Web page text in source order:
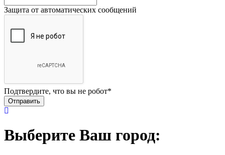
Защита от автоматических сообщений
Подтвердите, что вы не робот*
Выберите Ваш город: